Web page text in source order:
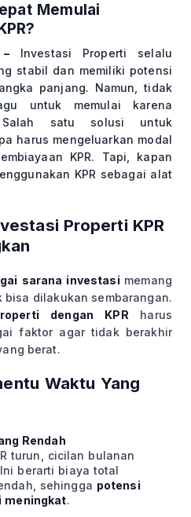
Memulai
– Investasi Properti selalu
stabil dan memiliki potensi
panjang. Namun, tidak
untuk memulai karena
Salah satu solusi untuk
harus mengeluarkan modal
KPR. Tapi, kapan
KPR sebagai alat
Properti KPR
sarana investasi memang
dilakukan sembarangan.
dengan KPR harus
faktor agar tidak berakhir
berat.
Waktu Yang
Rendah
turun, cicilan bulanan
berarti biaya total
sehingga potensi
meningkat.